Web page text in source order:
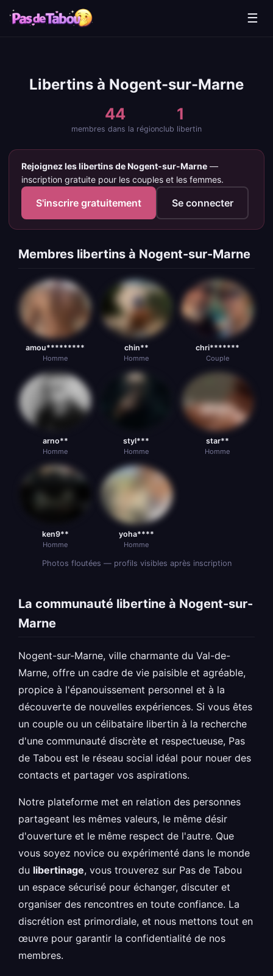
☰
Libertins à Nogent-sur-Marne
44
membres dans la région
1
club libertin
Rejoignez les libertins de Nogent-sur-Marne —
inscription gratuite pour les couples et les femmes.
S'inscrire gratuitement Se connecter
Membres libertins à Nogent-sur-Marne
amou*********
Homme
chin**
Homme
chri*******
Couple
arno**
Homme
styl***
Homme
star**
Homme
ken9**
Homme
yoha****
Homme
Photos floutées — profils visibles après inscription
La communauté libertine à Nogent-sur-
Marne
Nogent-sur-Marne, ville charmante du Val-de-
Marne, offre un cadre de vie paisible et agréable,
propice à l'épanouissement personnel et à la
découverte de nouvelles expériences. Si vous êtes
un couple ou un célibataire libertin à la recherche
d'une communauté discrète et respectueuse, Pas
de Tabou est le réseau social idéal pour nouer des
contacts et partager vos aspirations.
Notre plateforme met en relation des personnes
partageant les mêmes valeurs, le même désir
d'ouverture et le même respect de l'autre. Que
vous soyez novice ou expérimenté dans le monde
du libertinage, vous trouverez sur Pas de Tabou
un espace sécurisé pour échanger, discuter et
organiser des rencontres en toute confiance. La
discrétion est primordiale, et nous mettons tout en
œuvre pour garantir la confidentialité de nos
membres.